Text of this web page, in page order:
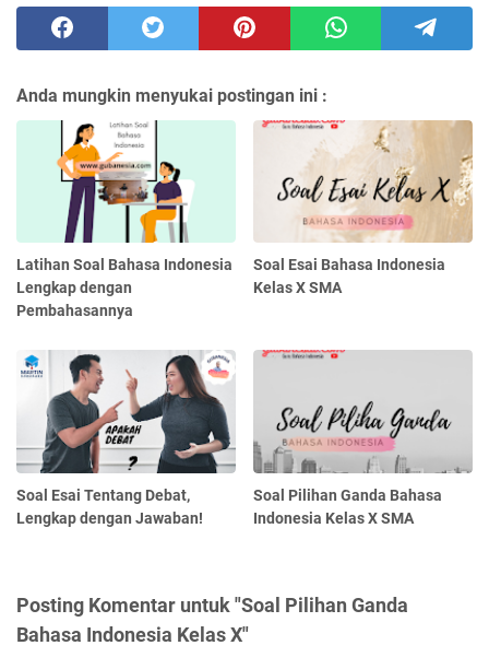
Anda mungkin menyukai postingan ini :
Latihan Soal Bahasa Indonesia
Lengkap dengan
Pembahasannya
Soal Esai Bahasa Indonesia
Kelas X SMA
Soal Esai Tentang Debat,
Lengkap dengan Jawaban!
Soal Pilihan Ganda Bahasa
Indonesia Kelas X SMA
Posting Komentar untuk "Soal Pilihan Ganda
Bahasa Indonesia Kelas X"